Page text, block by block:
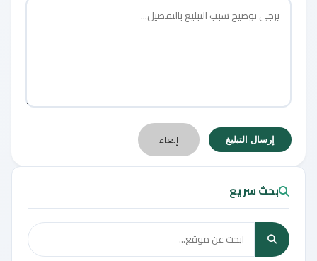
إرسال التبليغ إلغاء
بحث سريع